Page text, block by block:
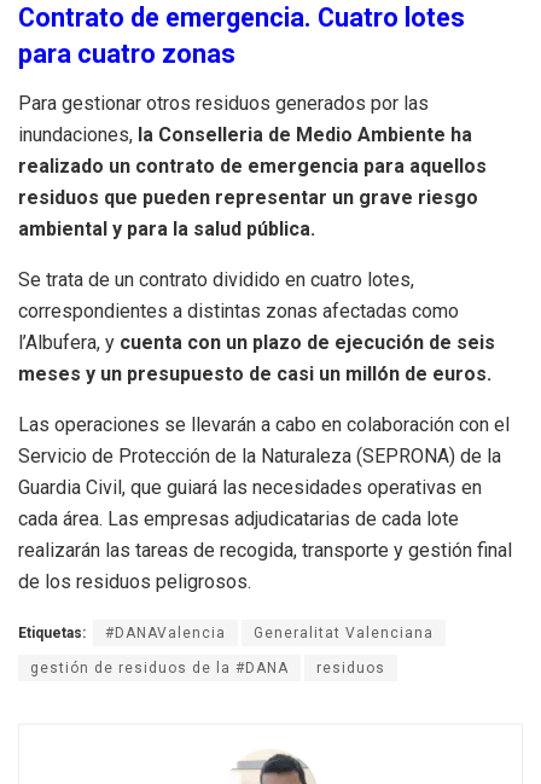
Contrato de emergencia. Cuatro lotes
para cuatro zonas
Para gestionar otros residuos generados por las
inundaciones, la Conselleria de Medio Ambiente ha
realizado un contrato de emergencia para aquellos
residuos que pueden representar un grave riesgo
ambiental y para la salud pública.
Se trata de un contrato dividido en cuatro lotes,
correspondientes a distintas zonas afectadas como
l’Albufera, y cuenta con un plazo de ejecución de seis
meses y un presupuesto de casi un millón de euros.
Las operaciones se llevarán a cabo en colaboración con el
Servicio de Protección de la Naturaleza (SEPRONA) de la
Guardia Civil, que guiará las necesidades operativas en
cada área. Las empresas adjudicatarias de cada lote
realizarán las tareas de recogida, transporte y gestión final
de los residuos peligrosos.
Etiquetas: #DANAValencia Generalitat Valenciana
gestión de residuos de la #DANA residuos